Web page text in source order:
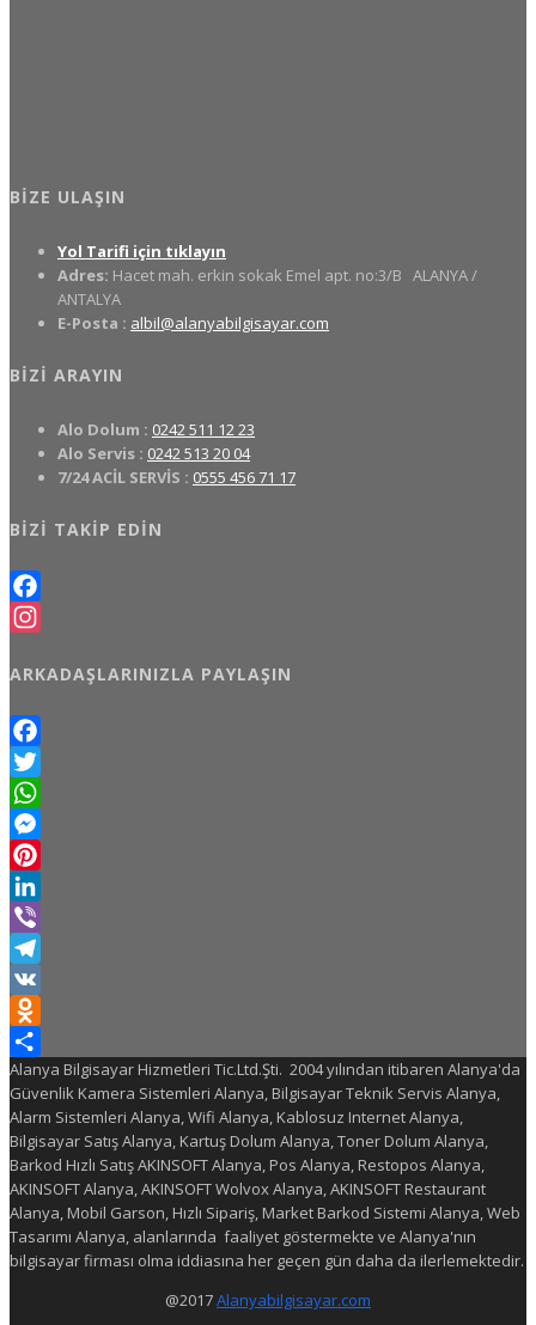
BIZE ULAŞIN
Yol Tarifi için tıklayın
Adres: Hacet mah. erkin sokak Emel apt. no:3/B ALANYA /
ANTALYA
E-Posta : albil@alanyabilgisayar.com
BIZI ARAYIN
Alo Dolum : 0242 511 12 23
Alo Servis : 0242 513 20 04
7/24 ACİL SERVİS : 0555 456 71 17
BIZI TAKIP EDIN
Facebook
ARKADAŞLARINIZLA PAYLAŞIN
Facebook
Twitter
WhatsApp
Messenger
Pinterest
LinkedIn
Viber
Telegram
VK
Odnoklassniki
Share
Alanya Bilgisayar Hizmetleri Tic.Ltd.Şti. 2004 yılından itibaren Alanya'da
Güvenlik Kamera Sistemleri Alanya, Bilgisayar Teknik Servis Alanya,
Alarm Sistemleri Alanya, Wifi Alanya, Kablosuz Internet Alanya,
Bilgisayar Satış Alanya, Kartuş Dolum Alanya, Toner Dolum Alanya,
Barkod Hızlı Satış AKINSOFT Alanya, Pos Alanya, Restopos Alanya,
AKINSOFT Alanya, AKINSOFT Wolvox Alanya, AKINSOFT Restaurant
Alanya, Mobil Garson, Hızlı Sipariş, Market Barkod Sistemi Alanya, Web
Tasarımı Alanya, alanlarında faaliyet göstermekte ve Alanya'nın
bilgisayar firması olma iddiasına her geçen gün daha da ilerlemektedir.
@2017Alanyabilgisayar.com